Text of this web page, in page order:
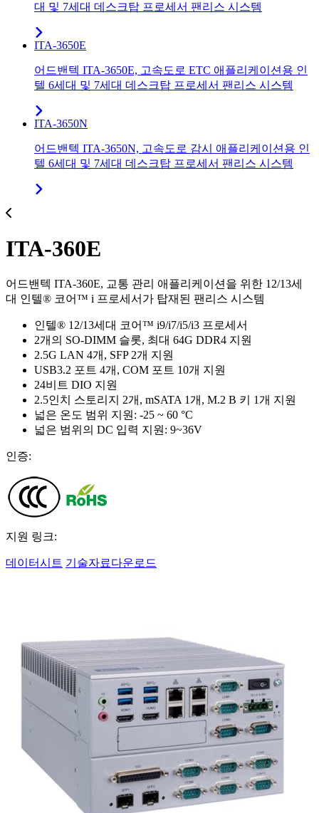
대 및 7세대 데스크탑 프로세서 팬리스 시스템
ITA-3650E
어드밴텍 ITA-3650E, 고속도로 ETC 애플리케이션용 인
텔 6세대 및 7세대 데스크탑 프로세서 팬리스 시스템
ITA-3650N
어드밴텍 ITA-3650N, 고속도로 감시 애플리케이션용 인
텔 6세대 및 7세대 데스크탑 프로세서 팬리스 시스템
ITA-360E
어드밴텍 ITA-360E, 교통 관리 애플리케이션을 위한 12/13세
대 인텔® 코어™ i 프로세서가 탑재된 팬리스 시스템
인텔® 12/13세대 코어™ i9/i7/i5/i3 프로세서
2개의 SO-DIMM 슬롯, 최대 64G DDR4 지원
2.5G LAN 4개, SFP 2개 지원
USB3.2 포트 4개, COM 포트 10개 지원
24비트 DIO 지원
2.5인치 스토리지 2개, mSATA 1개, M.2 B 키 1개 지원
넓은 온도 범위 지원: -25 ~ 60 °C
넓은 범위의 DC 입력 지원: 9~36V
인증:
지원 링크:
데이터시트 기술자료다운로드